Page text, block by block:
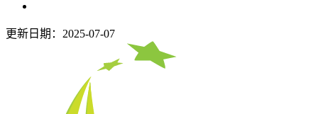
更新日期：2025-07-07